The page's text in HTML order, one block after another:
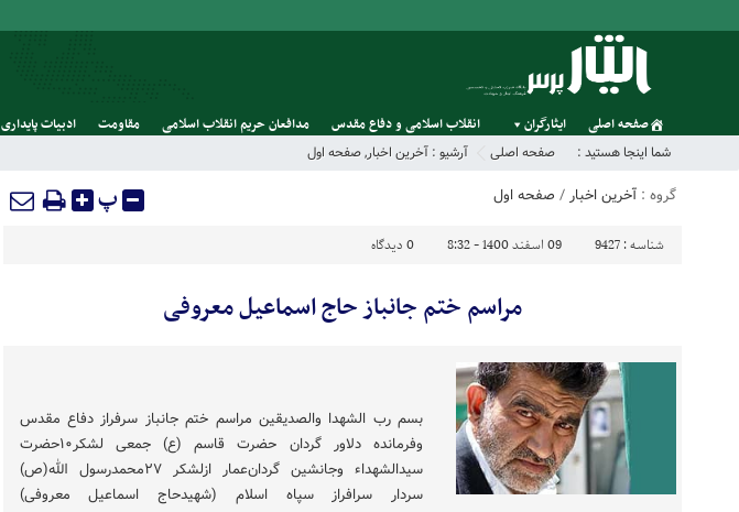
صفحه اصلی ایثارگران انقلاب اسلامی و دفاع مقدس مدافعان حریم انقلاب اسلامی مقاومت ادبیات پایداری
شما اینجا هستید : صفحه اصلی آرشیو : آخرین اخبار,صفحه اول
گروه : آخرین اخبار / صفحه اول پ
شناسه : 9427 09 اسفند 1400 - 8:32 0 دیدگاه
مراسم ختم جانباز حاج اسماعیل معروفی
بسم رب الشهدا والصدیقین مراسم ختم جانباز سرفراز دفاع مقدس
وفرمانده دلاور گردان حضرت قاسم (ع) جمعی لشکر۱۰حضرت
سیدالشهداء وجانشین گردان‌عمار ازلشکر ۲۷محمدرسول الله(ص)
سردار سرافراز سپاه اسلام (شهیدحاج اسماعیل معروفی)